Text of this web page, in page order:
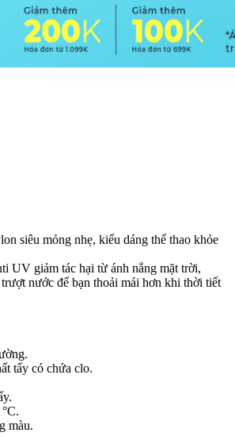
siêu mỏng nhẹ, kiểu dáng thể thao khỏe
UV giảm tác hại từ ánh nắng mặt trời,
nước để bạn thoải mái hơn khi thời tiết
tẩy có chứa clo.
màu.